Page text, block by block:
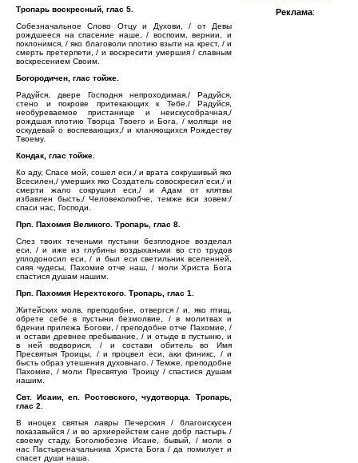
Тропарь воскресный, глас 5.
Собезначальное Слово Отцу и Духови, / от Девы
рождшееся на спасение наше, / воспоим, вернии, и
поклонимся, / яко благоволи плотию взыти на крест, / и
смерть претерпети, / и воскресити умершия / славным
воскресением Своим.
Богородичен, глас тойже.
Радуйся, двере Господня непроходимая./ Радуйся,
стено и покрове притекающих к Тебе./ Радуйся,
необуреваемое пристанище и неискусобрачная,/
рождшая плотию Творца Твоего и Бога, / молящи не
оскудевай о воспевающих,/ и кланяющихся Рождеству
Твоему.
Кондак, глас тойже.
Ко аду, Спасе мой, сошел еси,/ и врата сокрушивый яко
Всесилен,/ умерших яко Создатель совоскресил еси,/ и
смерти жало сокрушил еси,/ и Адам от клятвы
избавлен бысть,/ Человеколюбче, темже вси зовем:/
спаси нас, Господи.
Прп. Пахомия Великого. Тропарь, глас 8.
Слез твоих теченьми пустыни безплодное возделал
еси, / и иже из глубины воздыханьми во сто трудов
уплодоносил еси, / и был еси светильник вселенней,
сияя чудесы, Пахомие отче наш, / моли Христа Бога
спастися душам нашим.
Прп. Пахомия Нерехтского. Тропарь, глас 1.
Житейских молв, преподобне, отвергся / и, яко птищ,
обрете себе в пустыни безмолвие, / в молитвах и
бдении прилежа Богови, / преподобне отче Пахомие, /
и остави древнее пребывание, / и отыде в пустыню, и
в ней водворися, / и состави обитель во Имя
Пресвятыя Троицы, / и процвел еси, аки финикс, / и
бысть образ утешения духовнаго. / Темже, преподобне
Пахомие, / моли Пресвятую Троицу / спастися душам
нашим.
Свт. Исаии, еп. Ростовского, чудотворца. Тропарь,
глас 2.
В иноцех святыя лавры Печерския / благоискусен
показавыйся / и во архиерейстем сане добр пастырь /
своему стаду, Боголюбезне Исаие, бывый, / моли о
нас Пастыреначальника Христа Бога / да помилует и
спасет души наша.
Реклама: